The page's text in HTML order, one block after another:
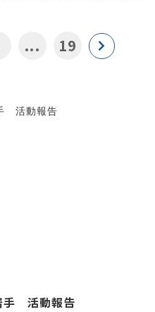
... 19
手 活動報告